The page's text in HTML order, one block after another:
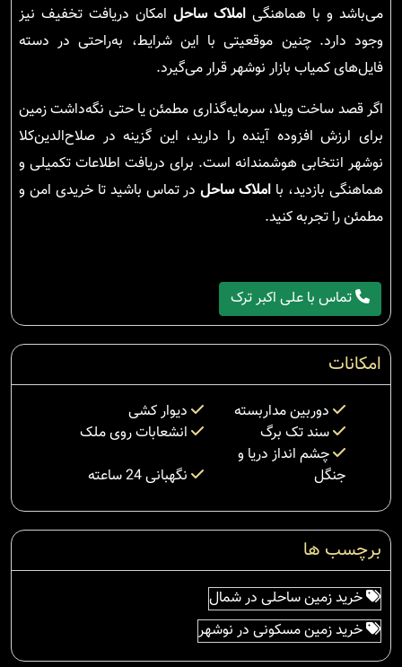
می‌باشد و با هماهنگی املاک ساحل امکان دریافت تخفیف نیز
وجود دارد. چنین موقعیتی با این شرایط، به‌راحتی در دسته
فایل‌های کمیاب بازار نوشهر قرار می‌گیرد.
اگر قصد ساخت ویلا، سرمایه‌گذاری مطمئن یا حتی نگه‌داشت زمین
برای ارزش افزوده آینده را دارید، این گزینه در صلاح‌الدین‌کلا
نوشهر انتخابی هوشمندانه است. برای دریافت اطلاعات تکمیلی و
هماهنگی بازدید، با املاک ساحلدر تماس باشید تا خریدی امن و
مطمئن را تجربه کنید.
تماس با علی اکبر ترک
امکانات
دوربین مداربسته
دیوار کشی
سند تک برگ
انشعابات روی ملک
چشم انداز دریا و
جنگل
نگهبانی 24 ساعته
برچسب ها
خرید زمین ساحلی در شمال
خرید زمین مسکونی در نوشهر